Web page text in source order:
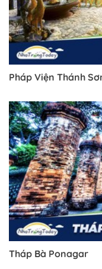
Pháp Viện Thánh
Tháp Bà Ponagar